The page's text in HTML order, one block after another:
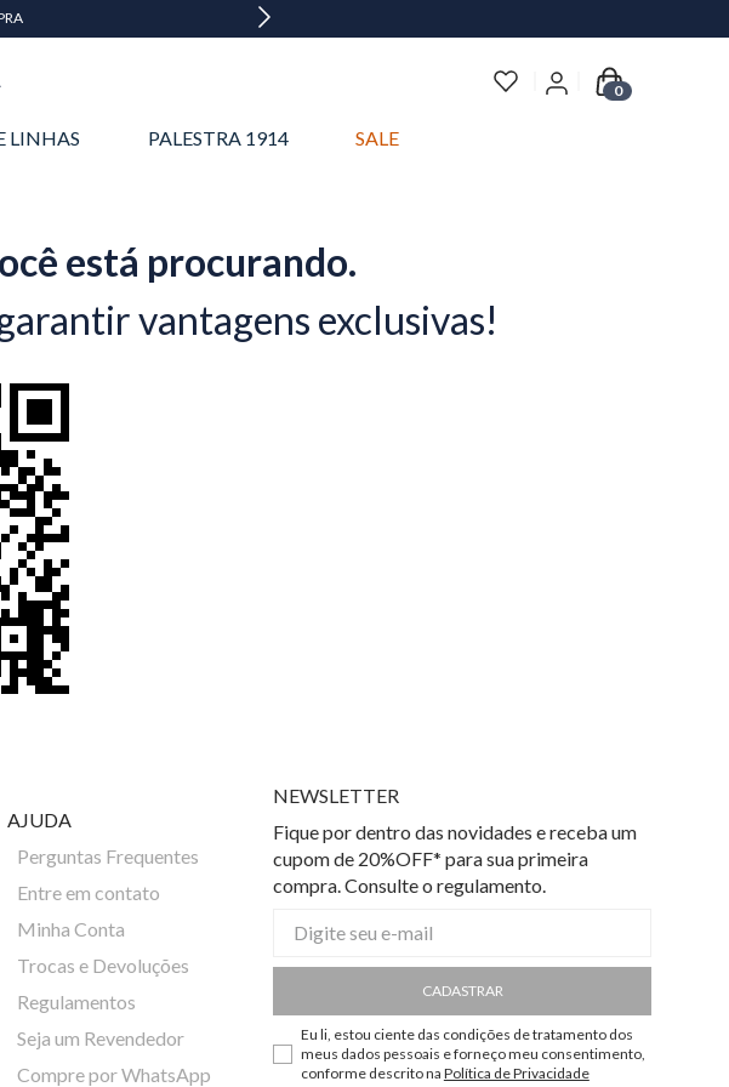
0
LINHAS PALESTRA 1914 SALE
está procurando.
vantagens exclusivas!
AJUDA
Perguntas Frequentes
Entre em contato
Minha Conta
Trocas e Devoluções
Regulamentos
Seja um Revendedor
Compre por WhatsApp
NEWSLETTER
Fique por dentro das novidades e receba um
cupom de 20%OFF* para sua primeira
compra. Consulte o regulamento.
CADASTRAR
Eu li, estou ciente das condições de tratamento dos
meus dados pessoais e forneço meu consentimento,
conforme descrito na Política de Privacidade